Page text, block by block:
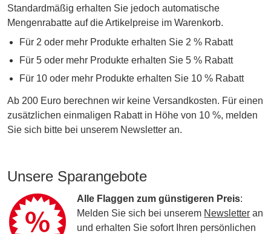
Standardmäßig erhalten Sie jedoch automatische
Mengenrabatte auf die Artikelpreise im Warenkorb.
Für 2 oder mehr Produkte erhalten Sie 2 % Rabatt
Für 5 oder mehr Produkte erhalten Sie 5 % Rabatt
Für 10 oder mehr Produkte erhalten Sie 10 % Rabatt
Ab 200 Euro berechnen wir keine Versandkosten. Für einen
zusätzlichen einmaligen Rabatt in Höhe von 10 %, melden
Sie sich bitte bei unserem Newsletter an.
Unsere Sparangebote
Alle Flaggen zum günstigeren Preis:
Melden Sie sich bei unserem Newsletter an
und erhalten Sie sofort Ihren persönlichen